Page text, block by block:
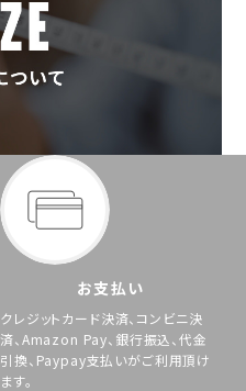
お支払い
クレジットカード決済、コンビニ決
済、Amazon Pay、銀行振込、代金
引換、Paypay支払いがご利用頂け
ます。